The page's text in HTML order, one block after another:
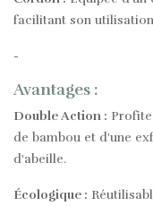
facilitant son
-
Avantages :
Double Action :
de bambou et d'une
d'abeille.
Écologique :